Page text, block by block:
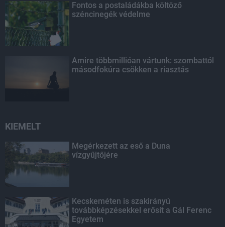
Fontos a postaládákba költöző
széncinegék védelme
Amire többmillióan vártunk: szombattól
másodfokúra csökken a riasztás
KIEMELT
Megérkezett az eső a Duna
vízgyűjtőjére
Kecskeméten is szakirányú
továbbképzésekkel erősít a Gál Ferenc
Egyetem